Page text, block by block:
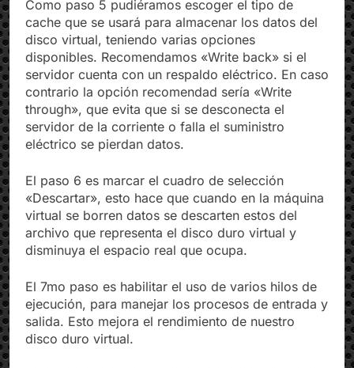
Como paso 5 pudiéramos escoger el tipo de
cache que se usará para almacenar los datos del
disco virtual, teniendo varias opciones
disponibles. Recomendamos «Write back» si el
servidor cuenta con un respaldo eléctrico. En caso
contrario la opción recomendad sería «Write
through», que evita que si se desconecta el
servidor de la corriente o falla el suministro
El paso 6 es marcar el cuadro de selección
«Descartar», esto hace que cuando en la máquina
virtual se borren datos se descarten estos del
archivo que representa el disco duro virtual y
El 7mo paso es habilitar el uso de varios hilos de
ejecución, para manejar los procesos de entrada y
salida. Esto mejora el rendimiento de nuestro